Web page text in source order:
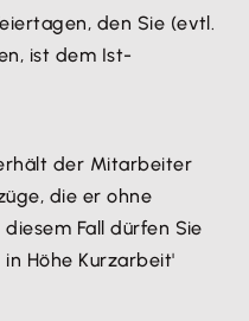
den Sie (evtl.
ist dem Ist-
der Mitarbeiter
die er ohne
Fall dürfen Sie
Höhe Kurzarbeit'